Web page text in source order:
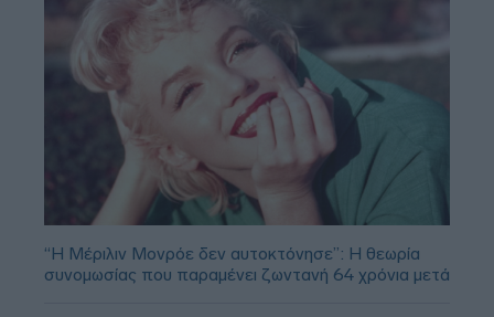
“Η Μέριλιν Μονρόε δεν αυτοκτόνησε”: Η θεωρία
συνομωσίας που παραμένει ζωντανή 64 χρόνια μετά